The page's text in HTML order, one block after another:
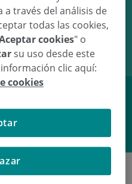
3,15Kg 49cm
Twitter
través del análisis de
todas las cookies,
cookies" o
su uso desde este
clic aquí:
cookies